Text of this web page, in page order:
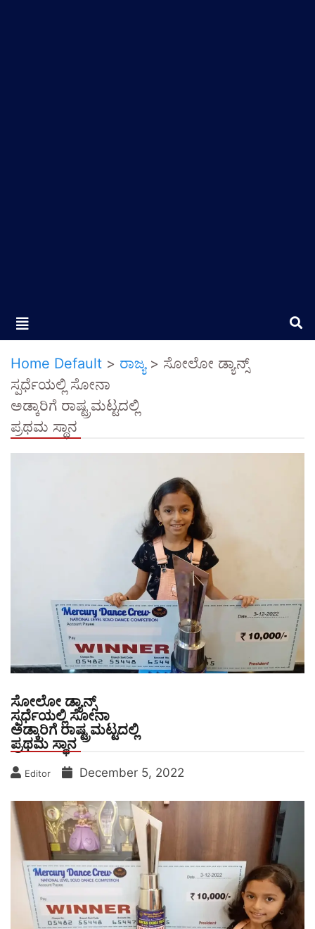
Home Default > ರಾಜ್ಯ> ಸೋಲೋ ಡ್ಯಾನ್ಸ್
ಸ್ಪರ್ಧೆಯಲ್ಲಿ ಸೋನಾ
ಅಡ್ಕಾರಿಗೆ ರಾಷ್ಟ್ರಮಟ್ಟದಲ್ಲಿ
ಪ್ರಥಮ ಸ್ಥಾನ
ಸೋಲೋ ಡ್ಯಾನ್ಸ್
ಸ್ಪರ್ಧೆಯಲ್ಲಿ ಸೋನಾ
ಅಡ್ಕಾರಿಗೆ ರಾಷ್ಟ್ರಮಟ್ಟದಲ್ಲಿ
ಪ್ರಥಮ ಸ್ಥಾನ
Editor December 5, 2022